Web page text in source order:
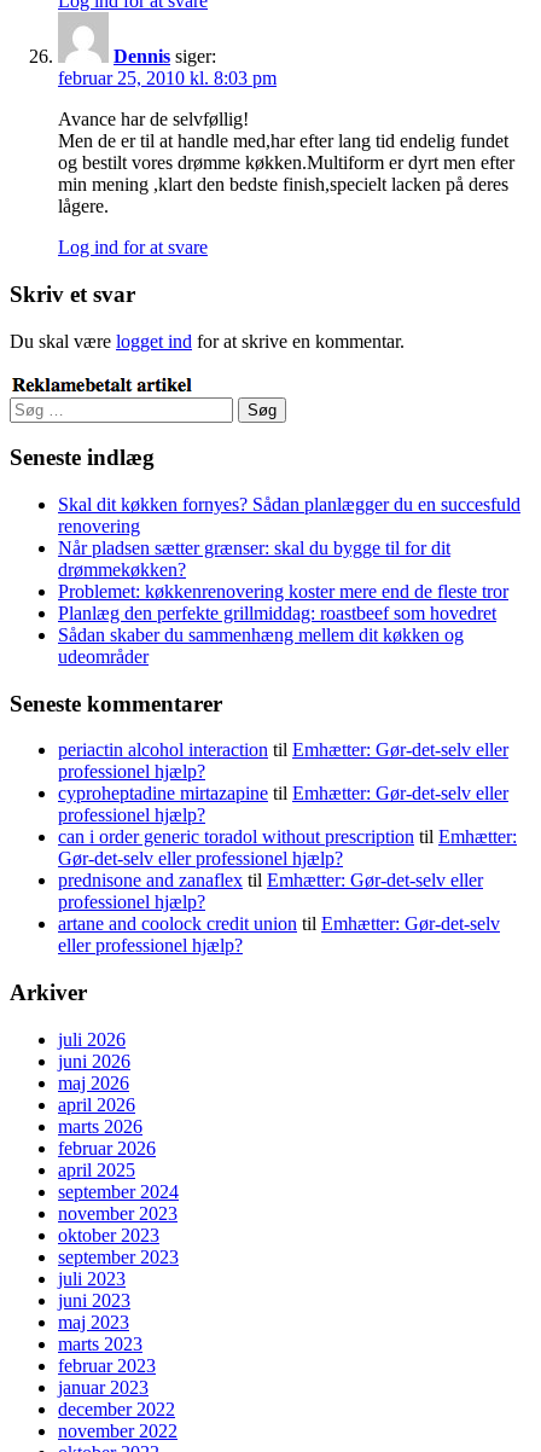
Dennis siger:
februar 25, 2010 kl. 8:03 pm
Avance har de selvføllig!
Men de er til at handle med,har efter lang tid endelig fundet
og bestilt vores drømme køkken.Multiform er dyrt men efter
min mening ,klart den bedste finish,specielt lacken på deres
lågere.
Log ind for at svare
Skriv et svar
Du skal være logget ind for at skrive en kommentar.
Søg
efter:
Seneste indlæg
Skal dit køkken fornyes? Sådan planlægger du en succesfuld
renovering
Når pladsen sætter grænser: skal du bygge til for dit
drømmekøkken?
Problemet: køkkenrenovering koster mere end de fleste tror
Planlæg den perfekte grillmiddag: roastbeef som hovedret
Sådan skaber du sammenhæng mellem dit køkken og
udeområder
Seneste kommentarer
periactin alcohol interaction til Emhætter: Gør-det-selv eller
professionel hjælp?
cyproheptadine mirtazapine til Emhætter: Gør-det-selv eller
professionel hjælp?
can i order generic toradol without prescription til Emhætter:
Gør-det-selv eller professionel hjælp?
prednisone and zanaflex til Emhætter: Gør-det-selv eller
professionel hjælp?
artane and coolock credit union til Emhætter: Gør-det-selv
eller professionel hjælp?
Arkiver
juli 2026
juni 2026
maj 2026
april 2026
marts 2026
februar 2026
april 2025
september 2024
november 2023
oktober 2023
september 2023
juli 2023
juni 2023
maj 2023
marts 2023
februar 2023
januar 2023
december 2022
november 2022